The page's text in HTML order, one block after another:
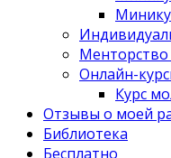
Онлайн-
Курс
Отзывы о моей
Библиотека
Бесплатно